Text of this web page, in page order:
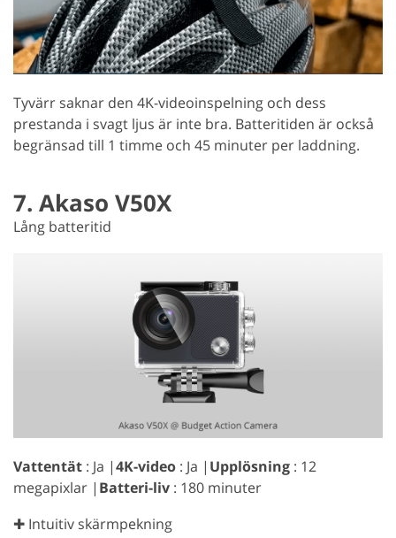
Tyvärr saknar den 4K-videoinspelning och dess
prestanda i svagt ljus är inte bra. Batteritiden är också
begränsad till 1 timme och 45 minuter per laddning.
7. Akaso V50X
Lång batteritid
Vattentät : Ja |4K-video : Ja | Upplösning : 12
megapixlar | Batteri-liv : 180 minuter
✚ Intuitiv skärmpekning